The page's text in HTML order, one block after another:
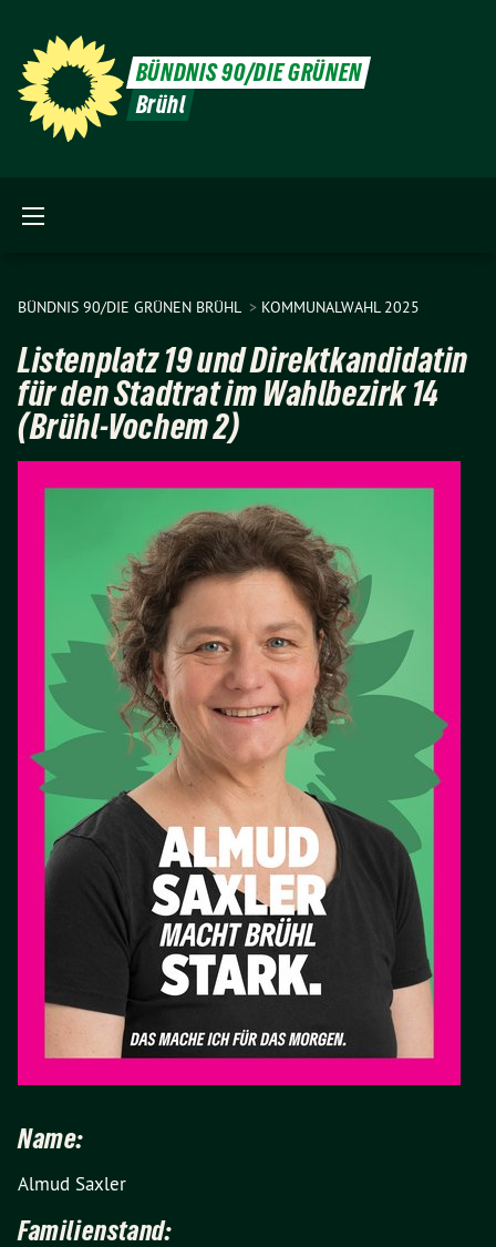
BÜNDNIS 90/DIE GRÜNEN
Brühl
BÜNDNIS 90/DIE GRÜNEN BRÜHL KOMMUNALWAHL 2025
Listenplatz 19 und Direktkandidatin
für den Stadtrat im Wahlbezirk 14
(Brühl-Vochem 2)
Name:
Almud Saxler
Familienstand: